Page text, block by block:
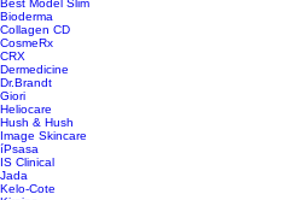
Best Model Slim
Bioderma
Collagen CD
CosmeRx
CRX
Dermedicine
Dr.Brandt
Giori
Heliocare
Hush & Hush
Image Skincare
íPsasa
IS Clinical
Jada
Kelo-Cote